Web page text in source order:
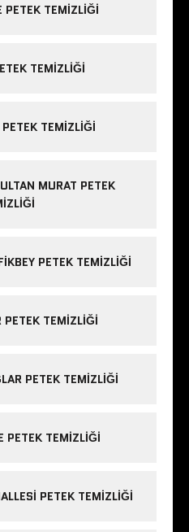
PETEK TEMIZLIĞI
TEMIZLIĞI
TEMIZLIĞI
MURAT PETEK
PETEK TEMIZLIĞI
PETEK TEMIZLIĞI
PETEK TEMIZLIĞI
PETEK TEMIZLIĞI
PETEK TEMIZLIĞI